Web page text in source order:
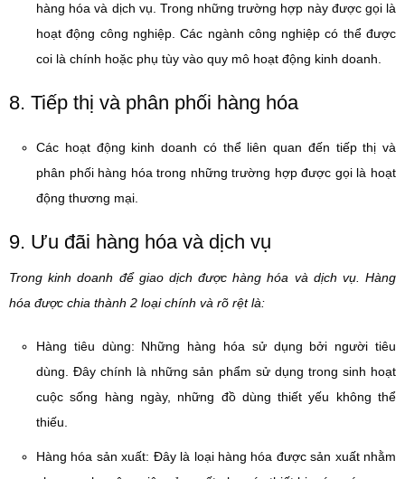
hàng hóa và dịch vụ. Trong những trường hợp này được gọi là
hoạt động công nghiệp. Các ngành công nghiệp có thể được
coi là chính hoặc phụ tùy vào quy mô hoạt động kinh doanh.
8. Tiếp thị và phân phối hàng hóa
Các hoạt động kinh doanh có thể liên quan đến tiếp thị và
phân phối hàng hóa trong những trường hợp được gọi là hoạt
động thương mại.
9. Ưu đãi hàng hóa và dịch vụ
Trong kinh doanh để giao dịch được hàng hóa và dịch vụ. Hàng
hóa được chia thành 2 loại chính và rõ rệt là:
Hàng tiêu dùng: Những hàng hóa sử dụng bởi người tiêu
dùng. Đây chính là những sản phẩm sử dụng trong sinh hoạt
cuộc sống hàng ngày, những đồ dùng thiết yếu không thể
thiếu.
Hàng hóa sản xuất: Đây là loại hàng hóa được sản xuất nhằm